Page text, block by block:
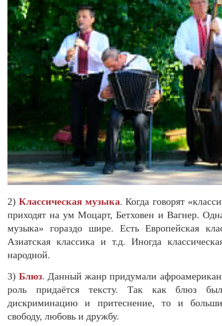
2)Классическая музыка. Когда говорят
приходят на ум Моцарт, Бетховен и Вагнер.
музыка» гораздо шире. Есть Европейская
Азиатская классика и т.д. Иногда
народной.
3)Блюз. Данный жанр придумали
роль придаётся тексту. Так как блюз
дискриминацию и притеснение, то и
свободу, любовь и дружбу.